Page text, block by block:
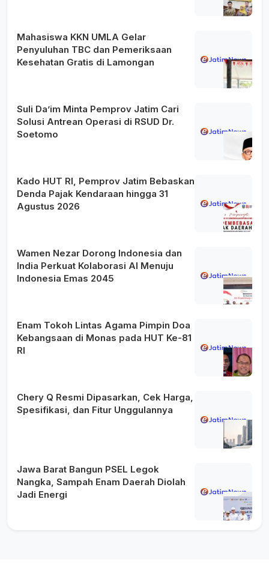
Mahasiswa KKN UMLA Gelar
Penyuluhan TBC dan Pemeriksaan
Kesehatan Gratis di Lamongan
Suli Da’im Minta Pemprov Jatim Cari
Solusi Antrean Operasi di RSUD Dr.
Soetomo
Kado HUT RI, Pemprov Jatim Bebaskan
Denda Pajak Kendaraan hingga 31
Agustus 2026
Wamen Nezar Dorong Indonesia dan
India Perkuat Kolaborasi AI Menuju
Indonesia Emas 2045
Enam Tokoh Lintas Agama Pimpin Doa
Kebangsaan di Monas pada HUT Ke-81
RI
Chery Q Resmi Dipasarkan, Cek Harga,
Spesifikasi, dan Fitur Unggulannya
Jawa Barat Bangun PSEL Legok
Nangka, Sampah Enam Daerah Diolah
Jadi Energi